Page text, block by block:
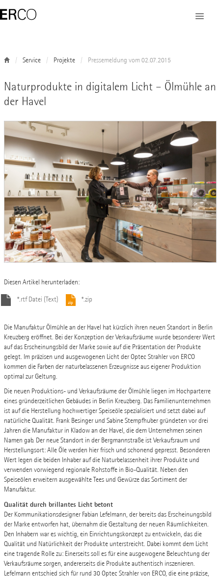
Service Projekte Pressemeldung vom 02.07.2015
Naturprodukte in digitalem Licht – Ölmühle an
der Havel
Diesen Artikel herunterladen:
*.rtf Datei (Text) *.zip
Die Manufaktur Ölmühle an der Havel hat kürzlich ihren neuen Standort in Berlin
Kreuzberg eröffnet. Bei der Konzeption der Verkaufsräume wurde besonderer Wert
auf das Erscheinungsbild der Marke sowie auf die Präsentation der Produkte
gelegt. Im präzisen und ausgewogenen Licht der Optec Strahler von ERCO
kommen die Farben der naturbelassenen Erzeugnisse aus eigener Produktion
optimal zur Geltung.
Die neuen Produktions- und Verkaufsräume der Ölmühle liegen im Hochparterre
eines gründerzeitlichen Gebäudes in Berlin Kreuzberg. Das Familienunternehmen
ist auf die Herstellung hochwertiger Speiseöle spezialisiert und setzt dabei auf
natürliche Qualität. Frank Besinger und Sabine Stempfhuber gründeten vor drei
Jahren die Manufaktur in Kladow an der Havel, die dem Unternehmen seinen
Namen gab. Der neue Standort in der Bergmannstraße ist Verkaufsraum und
Herstellungsort: Alle Öle werden hier frisch und schonend gepresst. Besonderen
Wert legen die beiden Inhaber auf die Naturbelassenheit ihrer Produkte und
verwenden vorwiegend regionale Rohstoffe in Bio-Qualität. Neben den
Speiseölen erweitern ausgewählte Tees und Gewürze das Sortiment der
Manufaktur.
Qualität durch brillantes Licht betont
Der Kommunikationsdesigner Fabian Lefelmann, der bereits das Erscheinungsbild
der Marke entworfen hat, übernahm die Gestaltung der neuen Räumlichkeiten.
Den Inhabern war es wichtig, ein Einrichtungskonzept zu entwickeln, das die
Qualität und Natürlichkeit der Produkte unterstreicht. Dabei kommt dem Licht
eine tragende Rolle zu: Einerseits soll es für eine ausgewogene Beleuchtung der
Verkaufsräume sorgen, andererseits die Produkte authentisch inszenieren.
Lefelmann entschied sich für rund 30 Optec Strahler von ERCO, die eine präzise,